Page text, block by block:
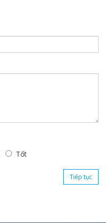
Tốt
Tiếp tục